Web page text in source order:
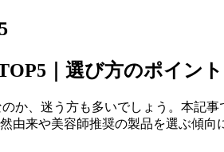
｜選び方のポイン
、迷う方も多いでしょう。本記
来や美容師推奨の製品を選ぶ傾